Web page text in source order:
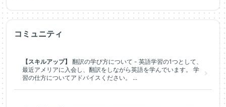
コミュニティ
【スキルアップ】
翻訳の学び方について - 英語学習の1つとして、
最近アメリアに入会し、翻訳をしながら英語を学んでいます。 学
習の仕方についてアドバイスください。 ...